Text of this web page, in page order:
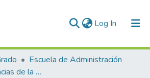
Log In (current)
Escuela de Administración
Maestría en Ciencias de la Administración (tesis)